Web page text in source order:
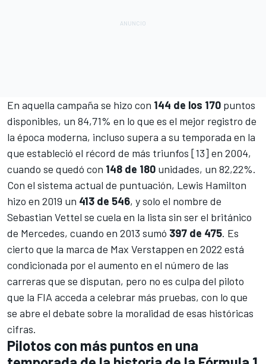
En aquella campaña se hizo con 144 de los 170 puntos
disponibles, un 84,71% en lo que es el mejor registro de
la época moderna, incluso supera a su temporada en la
que estableció el récord de más triunfos [13] en 2004,
cuando se quedó con 148 de 180 unidades, un 82,22%.
Con el sistema actual de puntuación, Lewis Hamilton
hizo en 2019 un 413 de 546, y solo el nombre de
Sebastian Vettel se cuela en la lista sin ser el británico
de Mercedes, cuando en 2013 sumó 397 de 475. Es
cierto que la marca de Max Verstappen en 2022 está
condicionada por el aumento en el número de las
carreras que se disputan, pero no es culpa del piloto
que la FIA acceda a celebrar más pruebas, con lo que
se abre el debate sobre la moralidad de esas históricas
cifras.
Pilotos con más puntos en una